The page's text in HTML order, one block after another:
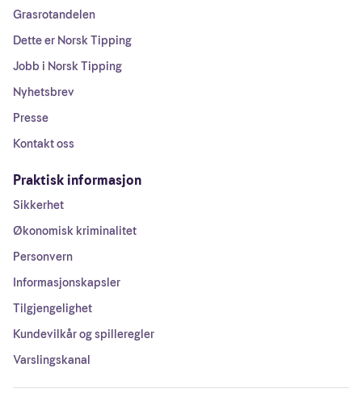
Grasrotandelen
Dette er Norsk Tipping
Jobb i Norsk Tipping
Nyhetsbrev
Presse
Kontakt oss
Praktisk informasjon
Sikkerhet
Økonomisk kriminalitet
Personvern
Informasjonskapsler
Tilgjengelighet
Kundevilkår og spilleregler
Varslingskanal